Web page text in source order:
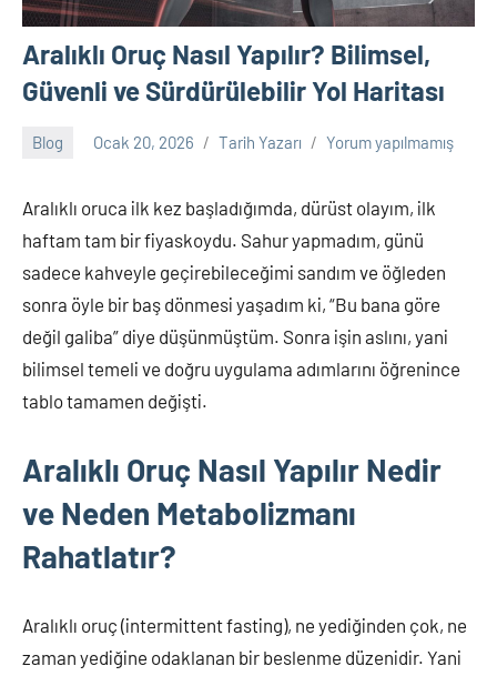
Aralıklı Oruç Nasıl Yapılır? Bilimsel,
Güvenli ve Sürdürülebilir Yol Haritası
Blog Ocak 20, 2026 Tarih Yazarı Yorum yapılmamış
Aralıklı oruca ilk kez başladığımda, dürüst olayım, ilk
haftam tam bir fiyaskoydu. Sahur yapmadım, günü
sadece kahveyle geçirebileceğimi sandım ve öğleden
sonra öyle bir baş dönmesi yaşadım ki, “Bu bana göre
değil galiba” diye düşünmüştüm. Sonra işin aslını, yani
bilimsel temeli ve doğru uygulama adımlarını öğrenince
tablo tamamen değişti.
Aralıklı Oruç Nasıl Yapılır Nedir
ve Neden Metabolizmanı
Rahatlatır?
Aralıklı oruç (intermittent fasting), ne yediğinden çok, ne
zaman yediğine odaklanan bir beslenme düzenidir. Yani